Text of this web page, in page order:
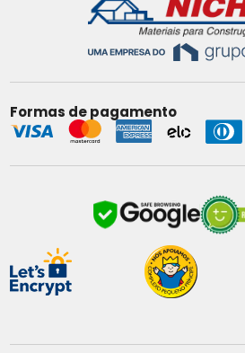
Formas de pagamento